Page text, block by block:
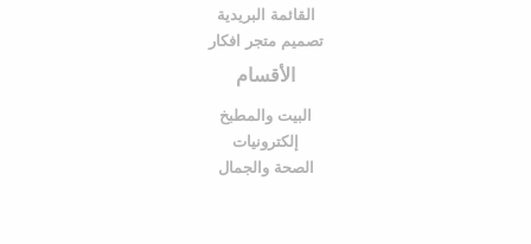
القائمة البريدية
تصميم متجر افكار
الأقسام
البيت والمطبخ
إلكترونيات
الصحة والجمال